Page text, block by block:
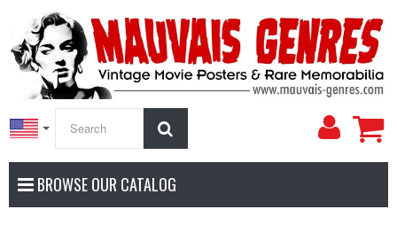
My
BROWSE OUR CATALOG